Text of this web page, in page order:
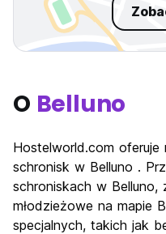
O Belluno
Hostelworld.com oferuje
schronisk w Belluno .
schroniskach w Belluno,
młodzieżowe na mapie
specjalnych, takich jak